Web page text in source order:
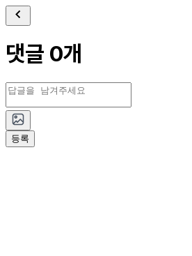
댓글 0개
등록